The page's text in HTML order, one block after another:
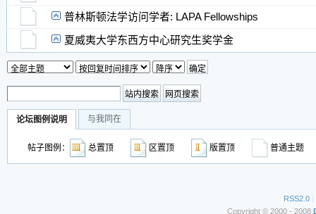
普林斯顿法学访问学者: LAPA Fellowships
夏威夷大学东西方中心研究生奖学金
论坛图例说明 与我同在
帖子图例： 总置顶 区置顶 版置顶 普通主
RSS2.0 |
Copyright © 2000 - 2008